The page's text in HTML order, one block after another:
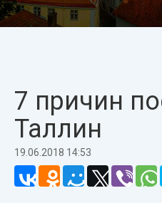
7 причин
Таллин
19.06.2018 14:53